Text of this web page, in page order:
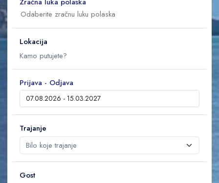
Lokacija
Prijava - Odjava
Trajanje
Gost